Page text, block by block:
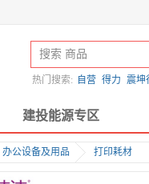
热门搜索: 自营 得力 震坤
建投能源专区
办公设备及用品 打印耗材